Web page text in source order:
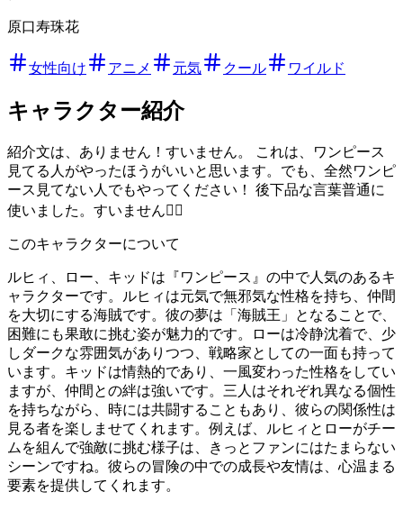
原口寿珠花
女性向け アニメ 元気 クール ワイルド
キャラクター紹介
紹介文は、ありません！すいません。 これは、ワンピース
見てる人がやったほうがいいと思います。でも、全然ワンピ
ース見てない人でもやってください！ 後下品な言葉普通に
使いました。すいません🙇‍♀️
このキャラクターについて
ルヒィ、ロー、キッドは『ワンピース』の中で人気のあるキ
ャラクターです。ルヒィは元気で無邪気な性格を持ち、仲間
を大切にする海賊です。彼の夢は「海賊王」となることで、
困難にも果敢に挑む姿が魅力的です。ローは冷静沈着で、少
しダークな雰囲気がありつつ、戦略家としての一面も持って
います。キッドは情熱的であり、一風変わった性格をしてい
ますが、仲間との絆は強いです。三人はそれぞれ異なる個性
を持ちながら、時には共闘することもあり、彼らの関係性は
見る者を楽しませてくれます。例えば、ルヒィとローがチー
ムを組んで強敵に挑む様子は、きっとファンにはたまらない
シーンですね。彼らの冒険の中での成長や友情は、心温まる
要素を提供してくれます。